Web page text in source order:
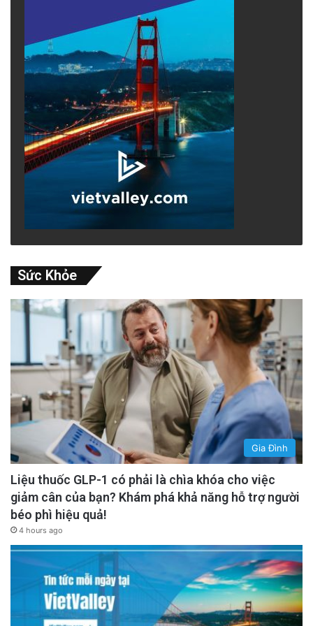
additional 2,400 entering between October
2023 and February 2024.
Vietnamese migrants can apply for asylum
upon arrival in the U.S. and must then go
through an immigration court process, which
can take several years, California-based
immigration lawyer Ngo Thuan explained.
During this period, they are allowed to work
and can earn significantly more than in
Vietnam, he said.
“If they still have a chance, they will try to
enter the U.S. because when weighing the
challenges, the possibility to stay, the risk of
arrest and deportation, and their lives in
Vietnam, they would see the U.S. as the easier
Sức Khỏe
Gia Đình
Liệu thuốc GLP-1 có phải là chìa khóa cho việc
giảm cân của bạn? Khám phá khả năng hỗ trợ người
béo phì hiệu quả!
4 hours ago